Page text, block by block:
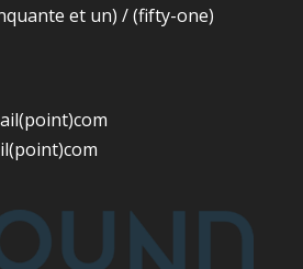
et un) / (fifty-one)